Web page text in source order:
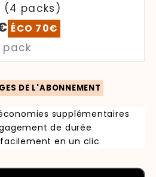
(4 packs)
ÉCO 70€
DE L'ABONNEMENT
supplémentaires
de durée
en un clic